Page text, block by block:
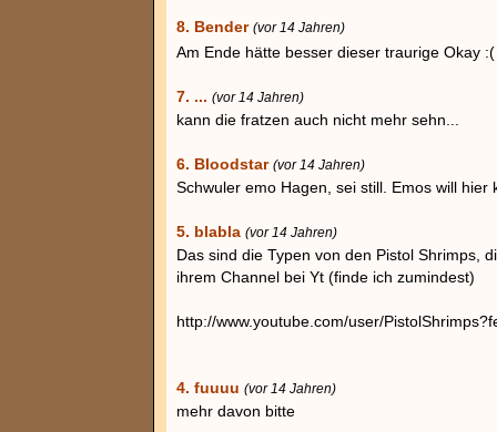
8. Bender (vor 14 Jahren)
Am Ende hätte besser dieser traurige Okay
7. ... (vor 14 Jahren)
kann die fratzen auch nicht mehr sehn...
6. Bloodstar (vor 14 Jahren)
Schwuler emo Hagen, sei still. Emos will hier
5. blabla (vor 14 Jahren)
Das sind die Typen von den Pistol Shrimps,
ihrem Channel bei Yt (finde ich zumindest)
http://www.youtube.com/user/
4. fuuuu (vor 14 Jahren)
mehr davon bitte